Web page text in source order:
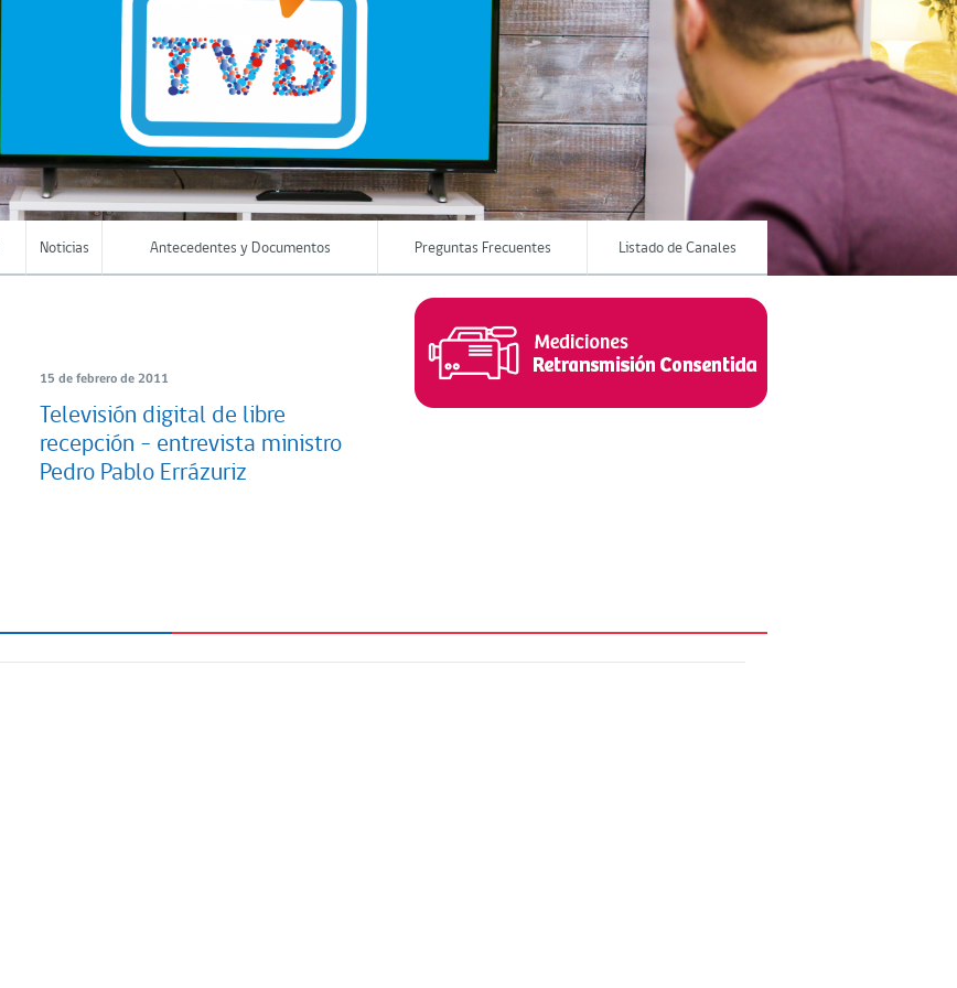
Noticias Antecedentes y Documentos Preguntas Frecuentes Listado de Canales
15 de febrero de 2011
Televisión digital de libre
recepción – entrevista ministro
Pedro Pablo Errázuriz